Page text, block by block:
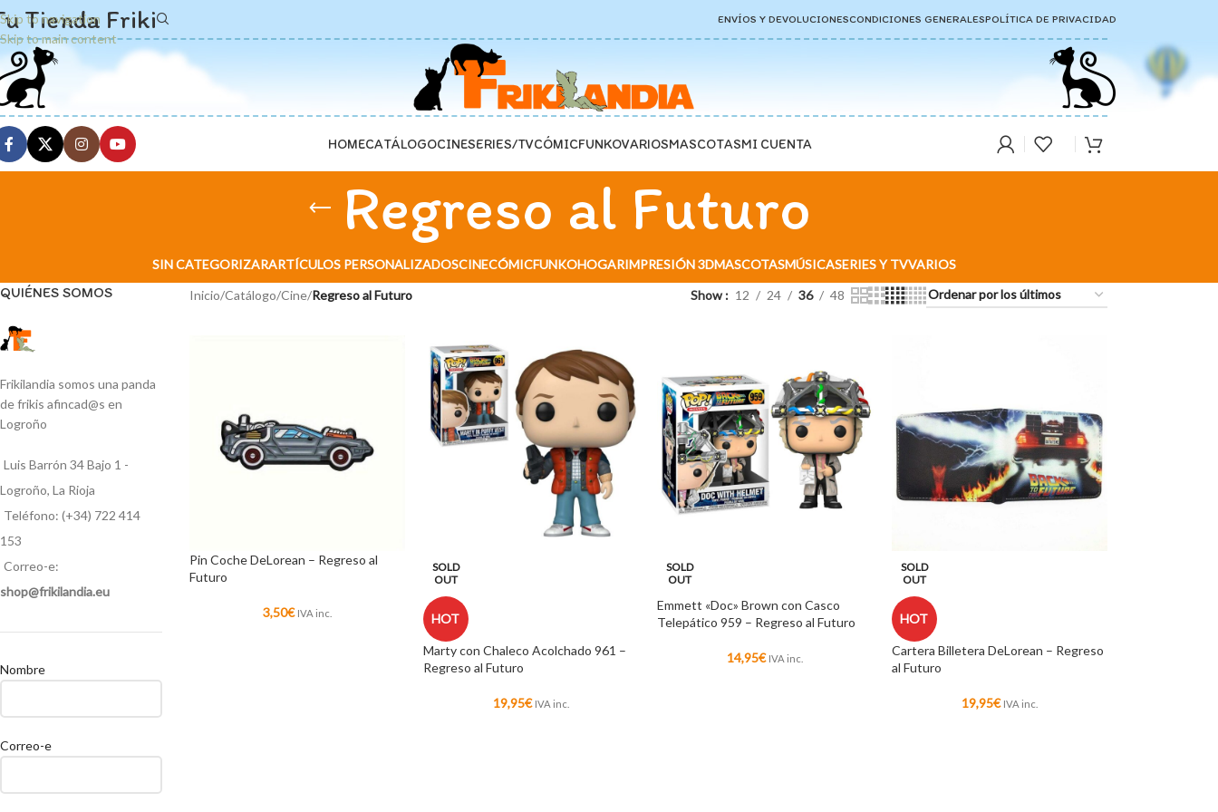
Skip to navigation
Skip to main content
Tienda Friki ENVÍOS Y DEVOLUCIONESCONDICIONES GENERALESPOLÍTICA DE PRIVACIDAD
HOMECATÁLOGOCINESERIES/TVCÓMICFUNKOVARIOSMASCOTASMI CUENTA
Regreso al Futuro
SIN CATEGORIZARARTÍCULOS PERSONALIZADOSCINECÓMICFUNKOHOGARIMPRESIÓN 3DMASCOTASMÚSICASERIES Y TVVARIOS
QUIÉNES SOMOS
Frikilandia somos una panda
de frikis afincad@s en
Logroño
Luis Barrón 34 Bajo 1 -
Logroño, La Rioja
Teléfono: (+34) 722 414
153
Correo-e:
shop@frikilandia.eu
Nombre
Correo-e
Inicio/Catálogo/Cine/Regreso al Futuro Show 12 24 36 48
Pin Coche DeLorean – Regreso al
Futuro
3,50€ IVA inc.
SOLD
OUT
HOT
Marty con Chaleco Acolchado 961 –
Regreso al Futuro
19,95€ IVA inc.
SOLD
OUT
Emmett «Doc» Brown con Casco
Telepático 959 – Regreso al Futuro
14,95€ IVA inc.
SOLD
OUT
HOT
Cartera Billetera DeLorean – Regreso
al Futuro
19,95€ IVA inc.